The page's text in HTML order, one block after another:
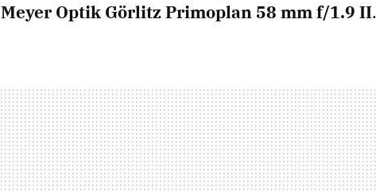
Meyer Optik Görlitz Primoplan 58 mm f/1.9 II.